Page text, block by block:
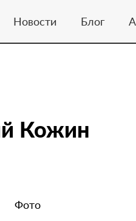
Новости Блог
Кожин
Фото